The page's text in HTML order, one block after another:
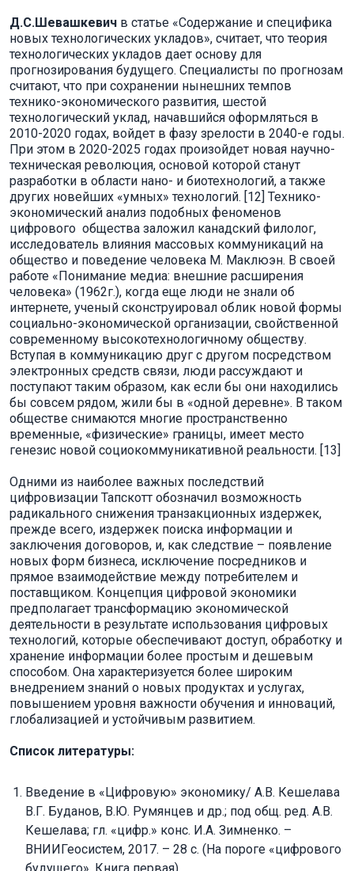
Д.С.Шевашкевич в статье «Содержание и специфика
новых технологических укладов», считает, что теория
технологических укладов дает основу для
прогнозирования будущего. Специалисты по прогнозам
считают, что при сохранении нынешних темпов
технико-экономического развития, шестой
технологический уклад, начавшийся оформляться в
2010-2020 годах, войдет в фазу зрелости в 2040-е годы.
При этом в 2020-2025 годах произойдет новая научно-
техническая революция, основой которой станут
разработки в области нано- и биотехнологий, а также
других новейших «умных» технологий. [12] Технико-
экономический анализ подобных феноменов
цифрового общества заложил канадский филолог,
исследователь влияния массовых коммуникаций на
общество и поведение человека М. Маклюэн. В своей
работе «Понимание медиа: внешние расширения
человека» (1962г.), когда еще люди не знали об
интернете, ученый сконструировал облик новой формы
социально-экономической организации, свойственной
современному высокотехнологичному обществу.
Вступая в коммуникацию друг с другом посредством
электронных средств связи, люди рассуждают и
поступают таким образом, как если бы они находились
бы совсем рядом, жили бы в «одной деревне». В таком
обществе снимаются многие пространственно
временные, «физические» границы, имеет место
генезис новой социокоммуникативной реальности. [13]
Одними из наиболее важных последствий
цифровизации Тапскотт обозначил возможность
радикального снижения транзакционных издержек,
прежде всего, издержек поиска информации и
заключения договоров, и, как следствие – появление
новых форм бизнеса, исключение посредников и
прямое взаимодействие между потребителем и
поставщиком. Концепция цифровой экономики
предполагает трансформацию экономической
деятельности в результате использования цифровых
технологий, которые обеспечивают доступ, обработку и
хранение информации более простым и дешевым
способом. Она характеризуется более широким
внедрением знаний о новых продуктах и ​​услугах,
повышением уровня важности обучения и инноваций,
глобализацией и устойчивым развитием.
Список литературы:
Введение в «Цифровую» экономику/ А.В. Кешелава
В.Г. Буданов, В.Ю. Румянцев и др.; под общ. ред. А.В.
Кешелава; гл. «цифр.» конс. И.А. Зимненко. –
ВНИИГеосистем, 2017. – 28 с. (На пороге «цифрового